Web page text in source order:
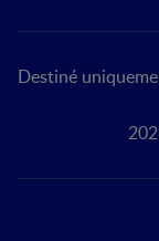
Destiné